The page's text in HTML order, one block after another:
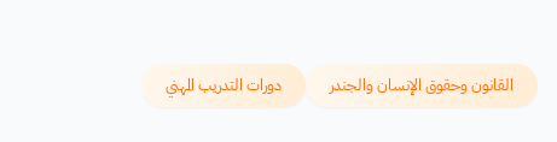
القانون وحقوق الإنسان والجندر دورات التدريب المهني